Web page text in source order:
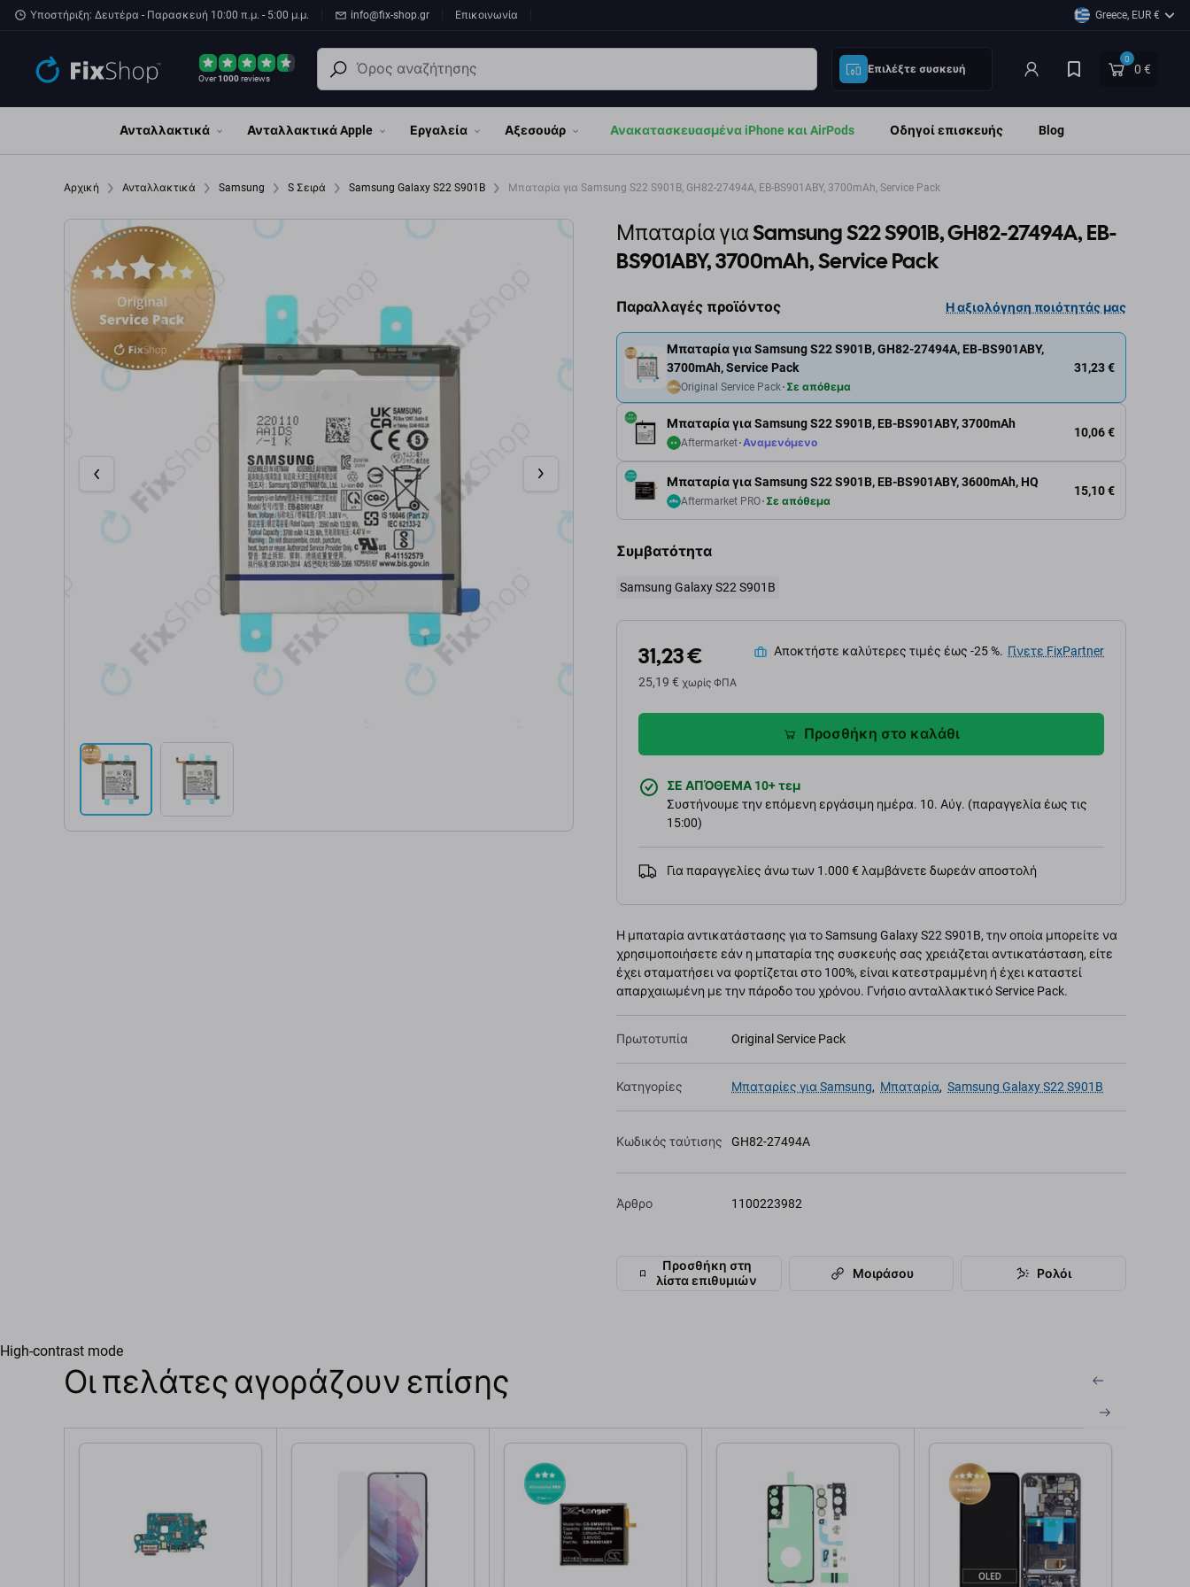
Παράβλεψη στο κύριο περιεχόμενο
Υποστήριξη: Δευτέρα - Παρασκευή 10:00 π.μ. - 5:00 μ.μ. info@fix-shop.gr Επικοινωνία Greece, EUR €
Over1000reviews
Επιλέξτε συσκευή
0
0 €
Ανταλλακτικά Ανταλλακτικά Apple Εργαλεία Αξεσουάρ Ανακατασκευασμένα iPhone και AirPods Οδηγοί επισκευής Blog
Αρχική Ανταλλακτικά Samsung S Σειρά Samsung Galaxy S22 S901B Μπαταρία για Samsung S22 S901B, GH82-27494A, EB-BS901ABY, 3700mAh, Service Pack
Μπαταρία για Samsung S22 S901B, GH82-27494A, EB-
BS901ABY, 3700mAh, Service Pack
Παραλλαγές προϊόντος Η αξιολόγηση ποιότητάς μας
Μπαταρία για Samsung S22 S901B, GH82-27494A, EB-BS901ABY,
3700mAh, Service Pack
Original Service Pack Σε απόθεμα
31,23 €
Μπαταρία για Samsung S22 S901B, EB-BS901ABY, 3700mAh
Aftermarket Αναμενόμενο
10,06 €
Μπαταρία για Samsung S22 S901B, EB-BS901ABY, 3600mAh, HQ
Aftermarket PRO Σε απόθεμα
15,10 €
Συμβατότητα
Samsung Galaxy S22 S901B
31,23 €
25,19 € χωρίς ΦΠΑ
Αποκτήστε καλύτερες τιμές έως -25 %. Γίνετε FixPartner
Προσθήκη στο καλάθι
ΣΕ ΑΠΌΘΕΜΑ 10+ τεμ
Συστήνουμε την επόμενη εργάσιμη ημέρα. 10. Αύγ. (παραγγελία έως τις
15:00)
Για παραγγελίες άνω των 1.000 € λαμβάνετε δωρεάν αποστολή
Η μπαταρία αντικατάστασης για το Samsung Galaxy S22 S901B, την οποία μπορείτε να
χρησιμοποιήσετε εάν η μπαταρία της συσκευής σας χρειάζεται αντικατάσταση, είτε
έχει σταματήσει να φορτίζεται στο 100%, είναι κατεστραμμένη ή έχει καταστεί
απαρχαιωμένη με την πάροδο του χρόνου. Γνήσιο ανταλλακτικό Service Pack.
Πρωτοτυπία Original Service Pack
Κατηγορίες Μπαταρίες για Samsung, Μπαταρία, Samsung Galaxy S22 S901B
Κωδικός ταύτισης GH82-27494A
Άρθρο 1100223982
Προσθήκη στη
λίστα επιθυμιών
Μοιράσου Ρολόι
High-contrast mode
Οι πελάτες αγοράζουν επίσης